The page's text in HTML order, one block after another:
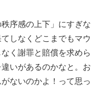
序感の上下」にすぎな
しなくどこまでもマウ
く謝罪と賠償を求めら
いがあるのかなと。お
ないのかよ！って思っ